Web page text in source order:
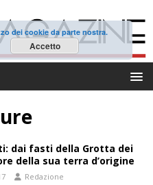
dai fasti della Grotta dei
della sua terra d’origine
Redazione
dei cookie da parte nostra.
Accetto